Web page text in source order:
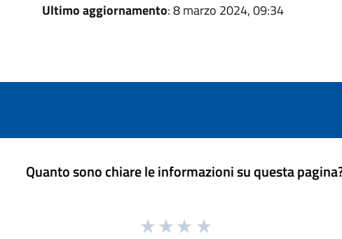
Ultimo aggiornamento: 8 marzo 2024, 09:34
Quanto sono chiare le informazioni su questa